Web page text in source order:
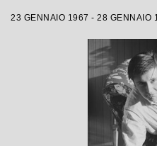
23 GENNAIO 1967 - 28 GENNAIO